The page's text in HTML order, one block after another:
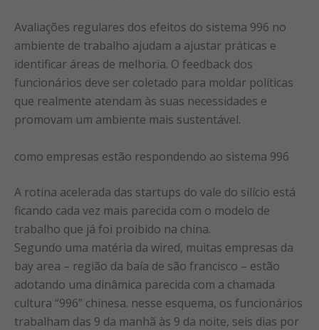
Avaliações regulares dos efeitos do sistema 996 no
ambiente de trabalho ajudam a ajustar práticas e
identificar áreas de melhoria. O feedback dos
funcionários deve ser coletado para moldar políticas
que realmente atendam às suas necessidades e
promovam um ambiente mais sustentável.
como empresas estão respondendo ao sistema 996
A rotina acelerada das startups do vale do silício está
ficando cada vez mais parecida com o modelo de
trabalho que já foi proibido na china.
Segundo uma matéria da wired, muitas empresas da
bay area – região da baía de são francisco – estão
adotando uma dinâmica parecida com a chamada
cultura “996” chinesa. nesse esquema, os funcionários
trabalham das 9 da manhã às 9 da noite, seis dias por